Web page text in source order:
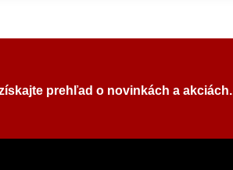
prehľad o novinkách a akciách.